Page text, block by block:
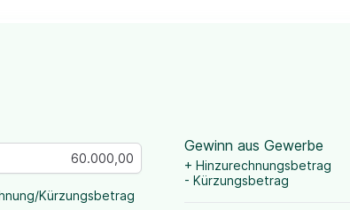
Kürzungsbetrag
Gewinn aus Gewerbe
+ Hinzurechnungsbetrag
- Kürzungsbetrag